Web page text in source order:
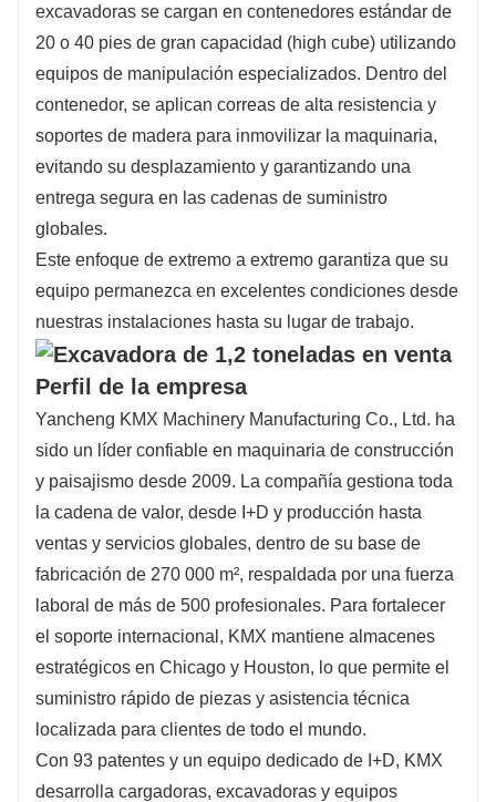
excavadoras se cargan en contenedores estándar de
20 o 40 pies de gran capacidad (high cube) utilizando
equipos de manipulación especializados. Dentro del
contenedor, se aplican correas de alta resistencia y
soportes de madera para inmovilizar la maquinaria,
evitando su desplazamiento y garantizando una
entrega segura en las cadenas de suministro
globales.
Este enfoque de extremo a extremo garantiza que su
equipo permanezca en excelentes condiciones desde
nuestras instalaciones hasta su lugar de trabajo.
Perfil de la empresa
Yancheng KMX Machinery Manufacturing Co., Ltd. ha
sido un líder confiable en maquinaria de construcción
y paisajismo desde 2009. La compañía gestiona toda
la cadena de valor, desde I+D y producción hasta
ventas y servicios globales, dentro de su base de
fabricación de 270 000 m², respaldada por una fuerza
laboral de más de 500 profesionales. Para fortalecer
el soporte internacional, KMX mantiene almacenes
estratégicos en Chicago y Houston, lo que permite el
suministro rápido de piezas y asistencia técnica
localizada para clientes de todo el mundo.
Con 93 patentes y un equipo dedicado de I+D, KMX
desarrolla cargadoras, excavadoras y equipos